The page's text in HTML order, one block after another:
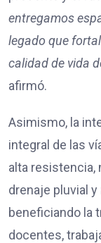
entregamos
legado que
calidad de vida
afirmó.
Asimismo, la
integral de las
alta resistencia,
drenaje pluvial
beneficiando la
docentes,